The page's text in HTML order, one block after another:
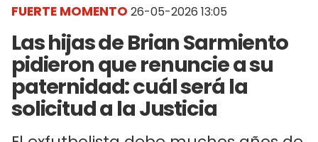
FUERTE MOMENTO 26-05-2026 13:05
Las hijas de Brian Sarmiento
pidieron que renuncie a su
paternidad: cuál será la
solicitud a la Justicia